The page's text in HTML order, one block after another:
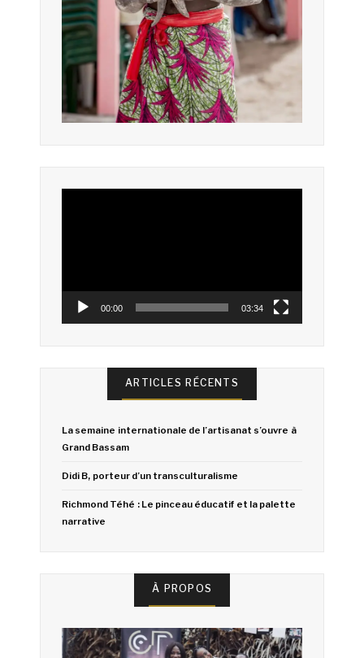
00:00 03:34
ARTICLES RÉCENTS
La semaine internationale de l’artisanat s’ouvre à
Grand Bassam
Didi B, porteur d’un transculturalisme
Richmond Téhé : Le pinceau éducatif et la palette
narrative
À PROPOS